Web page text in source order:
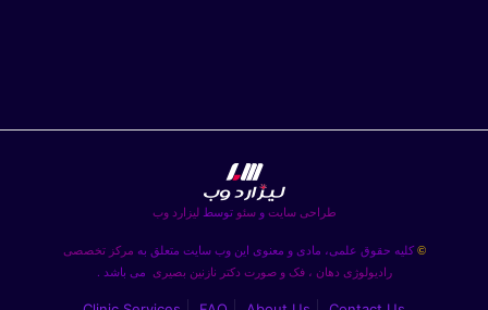
طراحی سایتو سئو توسط لیزارد وب
© کلیه حقوق علمی، مادی و معنوی این وب سایت متعلق به مرکز تخصصی
رادیولوژی دهان ، فک و صورت دکتر نازنین بصیری می باشد .